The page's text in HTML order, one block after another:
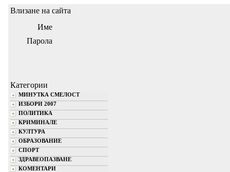
Влизане на сайта
Име
Парола
Категории
МИНУТКА СМЕЛОСТ
ИЗБОРИ 2007
ПОЛИТИКА
КРИМИНАЛЕ
КУЛТУРА
ОБРАЗОВАНИЕ
СПОРТ
ЗДРАВЕОПАЗВАНЕ
КОМЕНТАРИ